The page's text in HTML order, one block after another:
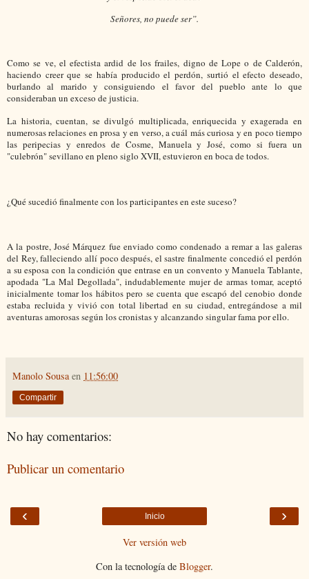
Señores, no puede ser”.
Como se ve, el efectista ardid de los frailes, digno de Lope o de Calderón,
haciendo creer que se había producido el perdón, surtió el efecto deseado,
burlando al marido y consiguiendo el favor del pueblo ante lo que
consideraban un exceso de justicia.
La historia, cuentan, se divulgó multiplicada, enriquecida y exagerada en
numerosas relaciones en prosa y en verso, a cuál más curiosa y en poco tiempo
las peripecias y enredos de Cosme, Manuela y José, como si fuera un
"culebrón" sevillano en pleno siglo XVII, estuvieron en boca de todos.
¿Qué sucedió finalmente con los participantes en este suceso?
A la postre, José Márquez fue enviado como condenado a remar a las galeras
del Rey, falleciendo allí poco después, el sastre finalmente concedió el perdón
a su esposa con la condición que entrase en un convento y Manuela Tablante,
apodada "La Mal Degollada", indudablemente mujer de armas tomar, aceptó
inicialmente tomar los hábitos pero se cuenta que escapó del cenobio donde
estaba recluida y vivió con total libertad en su ciudad, entregándose a mil
aventuras amorosas según los cronistas y alcanzando singular fama por ello.
Manolo Sousa en 11:56:00
Compartir
No hay comentarios:
Publicar un comentario
‹ ›
Inicio
Ver versión web
Con la tecnología de Blogger.